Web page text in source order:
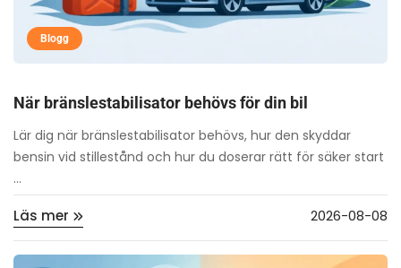
Blogg
När bränslestabilisator behövs för din bil
Lär dig när bränslestabilisator behövs, hur den skyddar
bensin vid stillestånd och hur du doserar rätt för säker start
...
Läs mer 2026-08-08